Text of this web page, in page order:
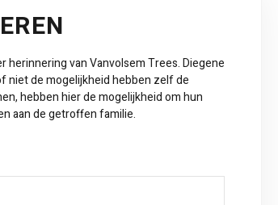
herinnering van Vanvolsem Trees. Diegene
niet de mogelijkheid hebben zelf de
hebben hier de mogelijkheid om hun
aan de getroffen familie.